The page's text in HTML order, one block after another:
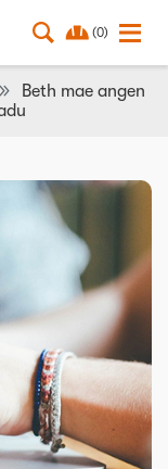
(0)
Beth mae angen